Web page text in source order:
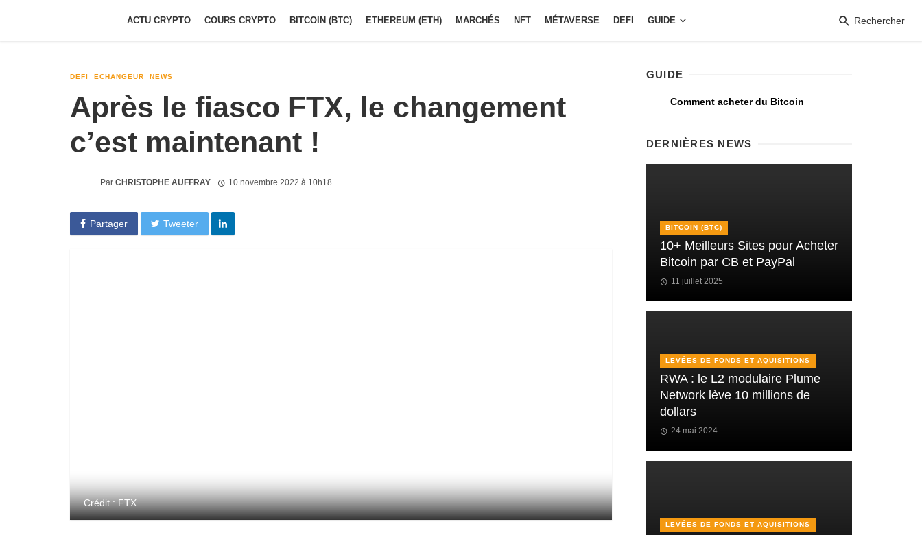
ACTU CRYPTO COURS CRYPTO BITCOIN (BTC) ETHEREUM (ETH) MARCHÉS NFT MÉTAVERSE DEFI GUIDE Rechercher
DEFI ECHANGEUR NEWS
Après le fiasco FTX, le changement
c’est maintenant !
Par CHRISTOPHE AUFFRAY 10 novembre 2022 à 10h18
Partager Tweeter
Crédit : FTX
GUIDE
Comment acheter du Bitcoin
DERNIÈRES NEWS
BITCOIN (BTC)
10+ Meilleurs Sites pour Acheter
Bitcoin par CB et PayPal
11 juillet 2025
LEVÉES DE FONDS ET AQUISITIONS
RWA : le L2 modulaire Plume
Network lève 10 millions de
dollars
24 mai 2024
LEVÉES DE FONDS ET AQUISITIONS